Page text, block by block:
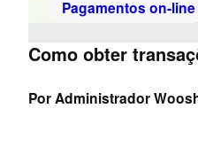
Pagamentos on-line
Como obter
PorAdministrador